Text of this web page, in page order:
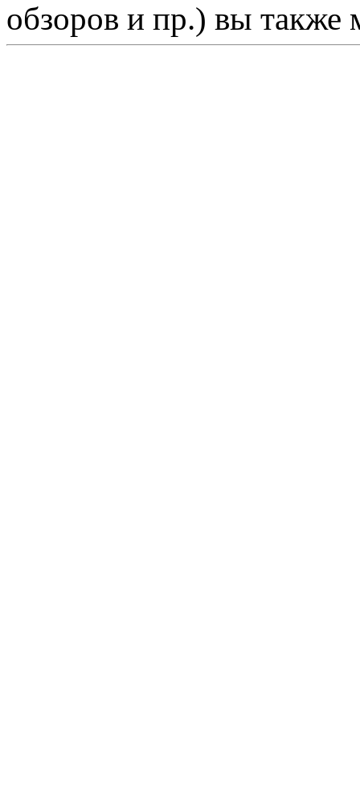
обзоров и пр.) вы также